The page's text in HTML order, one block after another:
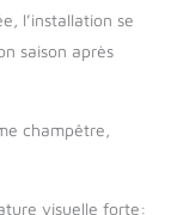
l’installation se
saison après
champêtre,
visuelle forte: